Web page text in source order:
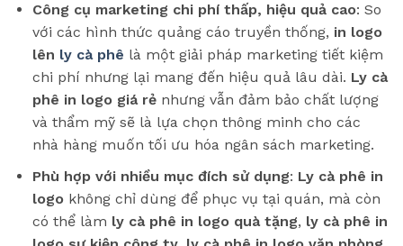
Công cụ marketing chi phí thấp, hiệu quả cao: So
với các hình thức quảng cáo truyền thống, in logo
lên ly cà phê là một giải pháp marketing tiết kiệm
chi phí nhưng lại mang đến hiệu quả lâu dài. Ly cà
phê in logo giá rẻnhưng vẫn đảm bảo chất lượng
và thẩm mỹ sẽ là lựa chọn thông minh cho các
nhà hàng muốn tối ưu hóa ngân sách marketing.
Phù hợp với nhiều mục đích sử dụng: Ly cà phê in
logokhông chỉ dùng để phục vụ tại quán, mà còn
có thể làm ly cà phê in logo quà tặng, ly cà phê in